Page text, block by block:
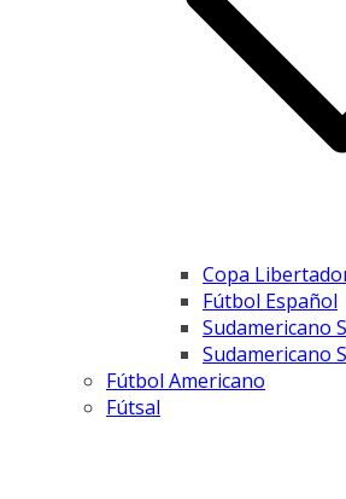
Copa
Fútbol Español
Sudamericano
Sudamericano
Fútbol Americano
Fútsal